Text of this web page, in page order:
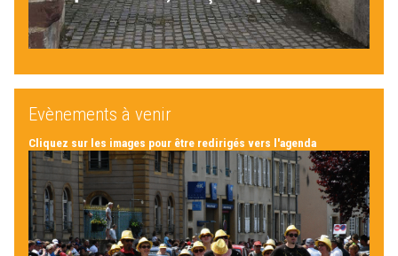
Evènements à venir
Cliquez sur les images pour être redirigés vers l'agenda